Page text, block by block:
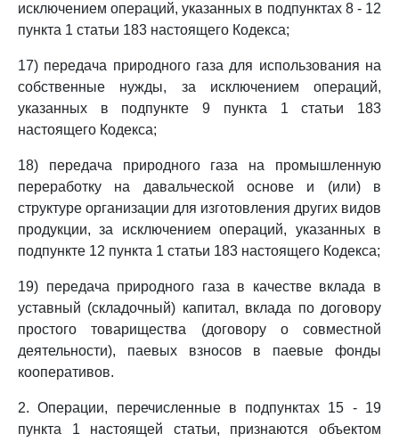
исключением операций, указанных в подпунктах 8 - 12
пункта 1 статьи 183 настоящего Кодекса;
17) передача природного газа для использования на
собственные нужды, за исключением операций,
указанных в подпункте 9 пункта 1 статьи 183
настоящего Кодекса;
18) передача природного газа на промышленную
переработку на давальческой основе и (или) в
структуре организации для изготовления других видов
продукции, за исключением операций, указанных в
подпункте 12 пункта 1 статьи 183 настоящего Кодекса;
19) передача природного газа в качестве вклада в
уставный (складочный) капитал, вклада по договору
простого товарищества (договору о совместной
деятельности), паевых взносов в паевые фонды
кооперативов.
2. Операции, перечисленные в подпунктах 15 - 19
пункта 1 настоящей статьи, признаются объектом